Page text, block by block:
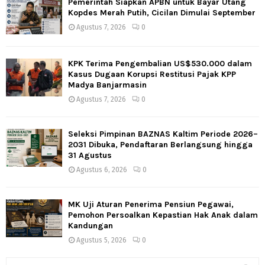
Pemerintah Siapkan APBN untuk Bayar Utang
Kopdes Merah Putih, Cicilan Dimulai September
Agustus 7, 2026 0
KPK Terima Pengembalian US$530.000 dalam
Kasus Dugaan Korupsi Restitusi Pajak KPP
Madya Banjarmasin
Agustus 7, 2026 0
Seleksi Pimpinan BAZNAS Kaltim Periode 2026–
2031 Dibuka, Pendaftaran Berlangsung hingga
31 Agustus
Agustus 6, 2026 0
MK Uji Aturan Penerima Pensiun Pegawai,
Pemohon Persoalkan Kepastian Hak Anak dalam
Kandungan
Agustus 5, 2026 0